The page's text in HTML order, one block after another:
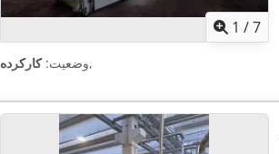
1 /7
وضعیت:کارکرده ,